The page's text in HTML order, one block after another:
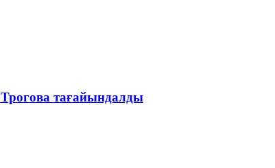
тағайындалды